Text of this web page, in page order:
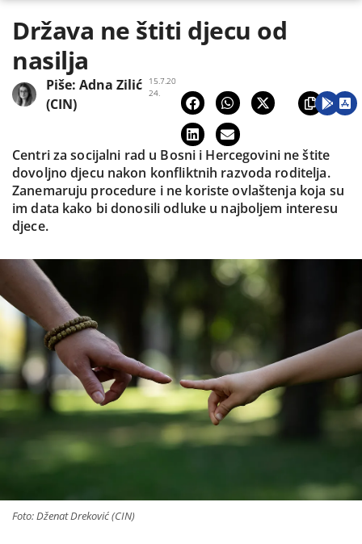
Država ne štiti djecu od
nasilja
15.7.20
24.
Piše: Adna Zilić
(CIN)
Centri za socijalni rad u Bosni i Hercegovini ne štite
dovoljno djecu nakon konfliktnih razvoda roditelja.
Zanemaruju procedure i ne koriste ovlaštenja koja su
im data kako bi donosili odluke u najboljem interesu
djece.
Foto: Dženat Dreković (CIN)